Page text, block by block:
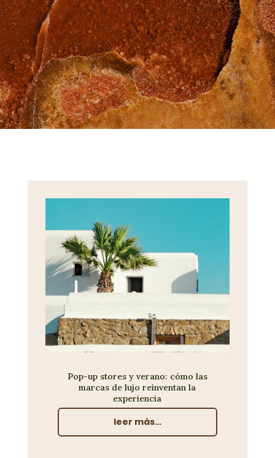
Pop-up stores y verano: cómo las
marcas de lujo reinventan la
experiencia
leer más…